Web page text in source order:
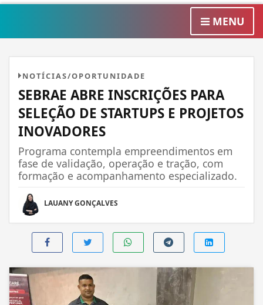
MENU
NOTÍCIAS/OPORTUNIDADE
SEBRAE ABRE INSCRIÇÕES PARA
SELEÇÃO DE STARTUPS E PROJETOS
INOVADORES
Programa contempla empreendimentos em
fase de validação, operação e tração, com
formação e acompanhamento especializado.
LAUANY GONÇALVES